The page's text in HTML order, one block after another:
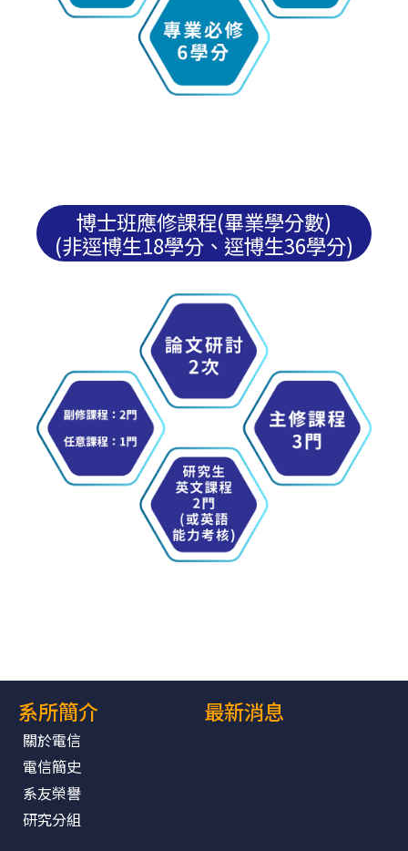
博士班應修課程(畢業學分數)
(非逕博生18學分、逕博生36學分)
系所簡介
關於電信
電信簡史
系友榮譽
研究分組
最新消息